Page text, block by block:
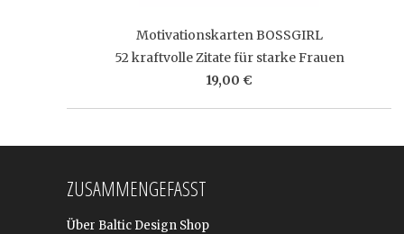
Motivationskarten BOSSGIRL
52 kraftvolle Zitate für starke Frauen
19,00 €
ZUSAMMENGEFASST
Über Baltic Design Shop